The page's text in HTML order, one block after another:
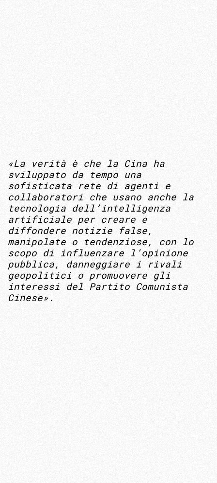
«La verità è che la Cina ha
sviluppato da tempo una
sofisticata rete di agenti e
collaboratori che usano anche la
tecnologia dell’intelligenza
artificiale per creare e
diffondere notizie false,
manipolate o tendenziose, con lo
scopo di influenzare l’opinione
pubblica, danneggiare i rivali
geopolitici o promuovere gli
interessi del Partito Comunista
Cinese».